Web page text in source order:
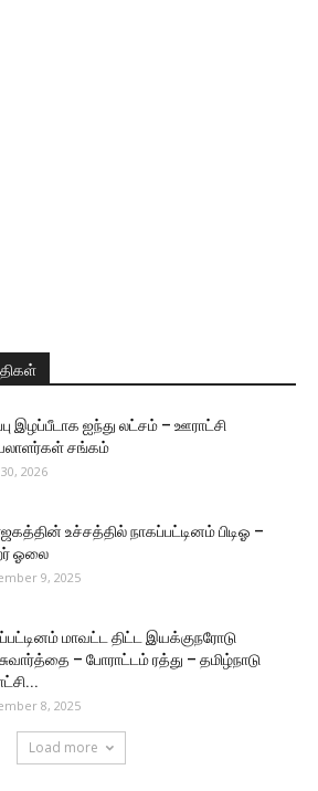
இழப்பீடாக ஐந்து லட்சம் – ஊராட்சி
சங்கம்
2026
உச்சத்தில் நாகப்பட்டினம் பிடிஓ –
ஓலை
9, 2025
மாவட்ட திட்ட இயக்குநரோடு
– போராட்டம் ரத்து – தமிழ்நாடு
8, 2025
Load more